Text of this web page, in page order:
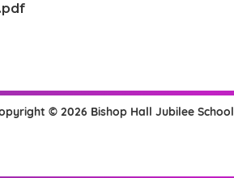
© 2026 Bishop Hall Jubilee